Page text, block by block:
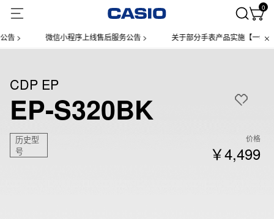
0
> 微信小程序上线售后服务公告 > 关于部分手表产品实施【一物一
CDP EP
EP-S320BK
历史型
号
价格
￥4,499